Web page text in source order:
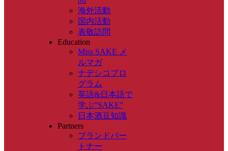
海外活動
国内活動
表敬訪問
Education
Miss SAKE メ
ルマガ
ナデシコプロ
グラム
英語&日本語で
学ぶ”SAKE”
日本酒豆知識
Partners
ブランドパー
トナー